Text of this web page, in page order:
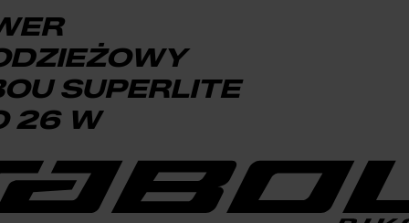
SUPERLITE
26 W